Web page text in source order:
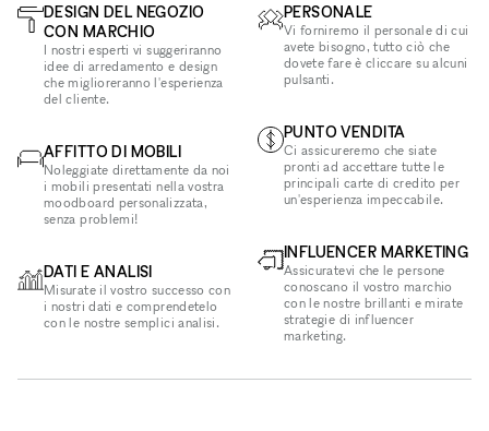
DESIGN DEL NEGOZIO
CON MARCHIO
I nostri esperti vi suggeriranno
idee di arredamento e design
che miglioreranno l'esperienza
del cliente.
AFFITTO DI MOBILI
Noleggiate direttamente da noi
i mobili presentati nella vostra
moodboard personalizzata,
senza problemi!
DATI E ANALISI
Misurate il vostro successo con
i nostri dati e comprendetelo
con le nostre semplici analisi.
PERSONALE
Vi forniremo il personale di cui
avete bisogno, tutto ciò che
dovete fare è cliccare su alcuni
pulsanti.
PUNTO VENDITA
Ci assicureremo che siate
pronti ad accettare tutte le
principali carte di credito per
un'esperienza impeccabile.
INFLUENCER MARKETING
Assicuratevi che le persone
conoscano il vostro marchio
con le nostre brillanti e mirate
strategie di influencer
marketing.